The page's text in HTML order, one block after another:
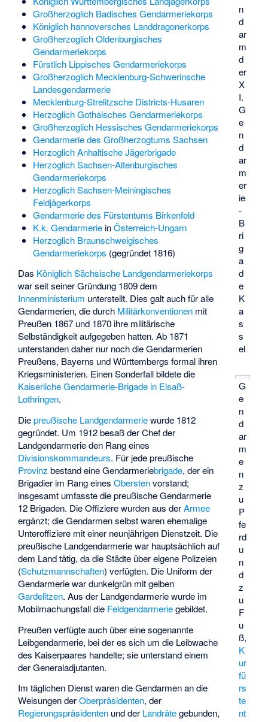
n
d
ar
m
d
er
X
I.
G
e
n
d
ar
m
er
ie
-
B
ri
g
a
d
e
K
a
s
s
el
G
e
n
d
ar
m
e
n
z
u
P
fe
rd
u
n
d
z
u
F
u
ß,
K
ur
fü
rs
te
nt
Großherzoglich Badisches Gendarmeriekorps
Königlich hannoversches Landdragonerkorps
Großherzoglich Oldenburgisches
Gendarmeriekorps
Fürstlich Lippisches Gendarmeriekorps
Großherzoglich Mecklenburg-Schwerinsche
Landesgendarmerie
Mecklenburg-Strelitzsche Districts-Husaren
Herzoglich Gothaisches Gendarmeriekorps
Großherzoglich Hessisches Gendarmeriekorps
Gendarmerie des Großherzogtums Sachsen
Herzoglich Anhaltische Jägerbrigade
Herzoglich Sachsen-Altenburgisches
Gendarmeriekorps
Herzoglich Sachsen-Meiningisches
Feldjägerkorps
Gendarmerie des Fürstentums Birkenfeld
K.k. GendarmerieinÖsterreich-Ungarn
Herzoglich Braunschweigisches
Gendarmeriekorps (gegründet 1816)
Das Königlich Sächsische Landgendarmeriekorps
war seit seiner Gründung 1809 dem
Innenministerium unterstellt. Dies galt auch für alle
Gendarmerien, die durch Militärkonventionen mit
Preußen 1867 und 1870 ihre militärische
Selbständigkeit aufgegeben hatten. Ab 1871
unterstanden daher nur noch die Gendarmerien
Preußens, Bayerns und Württembergs formal ihren
Kriegsministerien. Einen Sonderfall bildete die
Kaiserliche Gendarmerie-Brigade in Elsaß-
Lothringen.
Diepreußische Landgendarmeriewurde 1812
gegründet. Um 1912 besaß der Chef der
Landgendarmerie den Rang eines
Divisionskommandeurs. Für jede preußische
Provinz bestand eine Gendarmeriebrigade, der ein
Brigadier im Rang einesOberstenvorstand;
insgesamt umfasste die preußische Gendarmerie
12 Brigaden. Die Offiziere wurden aus derArmee
ergänzt; die Gendarmen selbst waren ehemalige
Unteroffiziere mit einer neunjährigen Dienstzeit. Die
preußische Landgendarmerie war hauptsächlich auf
dem Land tätig, da die Städte über eigene Polizeien
(Schutzmannschaften) verfügten. Die Uniform der
Gendarmerie war dunkelgrün mit gelben
Gardelitzen. Aus der Landgendarmerie wurde im
Mobilmachungsfall die Feldgendarmeriegebildet.
Preußen verfügte auch über eine sogenannte
Leibgendarmerie, bei der es sich um die Leibwache
des Kaiserpaares handelte; sie unterstand einem
der Generaladjutanten.
Im täglichen Dienst waren die Gendarmen an die
Weisungen derOberpräsidenten, der
Regierungspräsidenten und der Landrätegebunden,